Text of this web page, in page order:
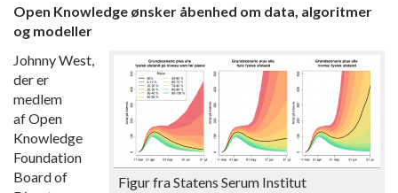
Open Knowledge ønsker åbenhed om data, algoritmer
og modeller
Figur fra Statens Serum Institut
Johnny West,
der er
medlem
af Open
Knowledge
Foundation
Board of